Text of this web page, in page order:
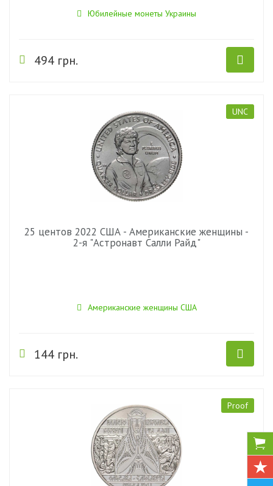
Юбилейные монеты Украины
494 грн.
UNC
25 центов 2022 США - Американские женщины -
2-я "Астронавт Салли Райд"
Американские женщины США
144 грн.
Proof